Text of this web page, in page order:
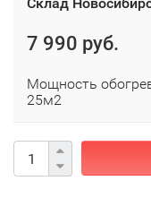
7 990 руб.
Мощность
25м2